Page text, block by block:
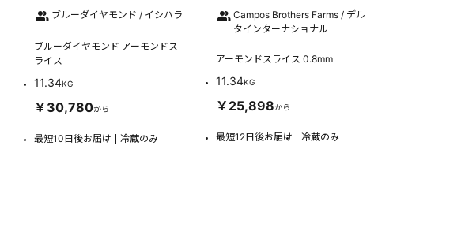
ブルーダイヤモンド / イシハラ
ブルーダイヤモンド アーモンドス
ライス
11.34KG
￥30,780から
最短10日後お届け 冷蔵のみ
Campos Brothers Farms / デル
タインターナショナル
アーモンドスライス 0.8mm
11.34KG
￥25,898から
最短12日後お届け 冷蔵のみ